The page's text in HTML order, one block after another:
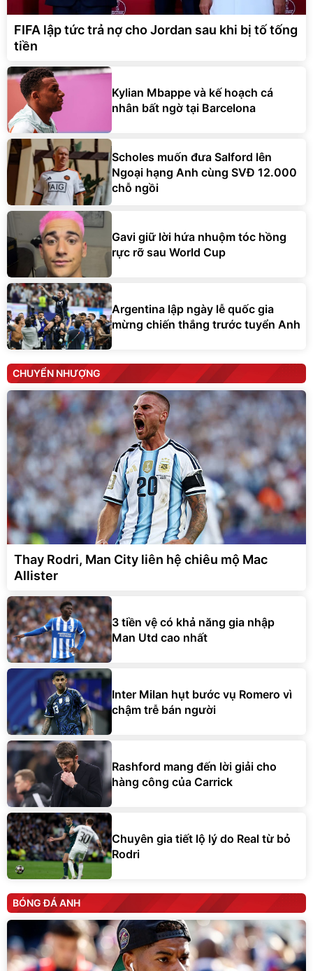
FIFA lập tức trả nợ cho Jordan sau khi bị tố tống
tiền
Kylian Mbappe và kế hoạch cá
nhân bất ngờ tại Barcelona
Scholes muốn đưa Salford lên
Ngoại hạng Anh cùng SVĐ 12.000
chỗ ngồi
Gavi giữ lời hứa nhuộm tóc hồng
rực rỡ sau World Cup
Argentina lập ngày lễ quốc gia
mừng chiến thắng trước tuyển Anh
CHUYỂN NHƯỢNG
Thay Rodri, Man City liên hệ chiêu mộ Mac
Allister
3 tiền vệ có khả năng gia nhập
Man Utd cao nhất
Inter Milan hụt bước vụ Romero vì
chậm trễ bán người
Rashford mang đến lời giải cho
hàng công của Carrick
Chuyên gia tiết lộ lý do Real từ bỏ
Rodri
BÓNG ĐÁ ANH